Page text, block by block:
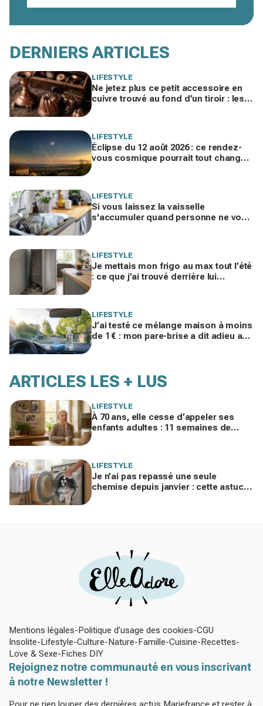
DERNIERS ARTICLES
LIFESTYLE
Ne jetez plus ce petit accessoire en
cuivre trouvé au fond d’un tiroir : les
LIFESTYLE
Éclipse du 12 août 2026 : ce rendez-
vous cosmique pourrait tout changer
LIFESTYLE
Si vous laissez la vaisselle
s'accumuler quand personne ne vous
LIFESTYLE
Je mettais mon frigo au max tout l’été
: ce que j’ai trouvé derrière lui
LIFESTYLE
J’ai testé ce mélange maison à moins
de 1 € : mon pare-brise a dit adieu aux
ARTICLES LES + LUS
LIFESTYLE
À 70 ans, elle cesse d’appeler ses
enfants adultes : 11 semaines de
LIFESTYLE
Je n’ai pas repassé une seule
chemise depuis janvier : cette astuce
Mentions légales Politique d’usage des cookies CGU
Insolite Lifestyle Culture Nature Famille Cuisine Recettes
Love & Sexe Fiches DIY
Rejoignez notre communauté en vous inscrivant
à notre Newsletter !